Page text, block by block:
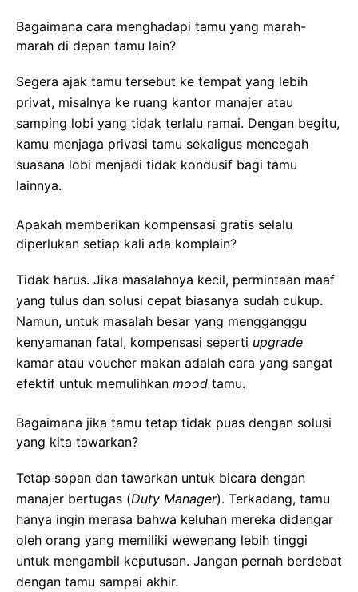
Bagaimana cara menghadapi tamu yang marah-
marah di depan tamu lain?
Segera ajak tamu tersebut ke tempat yang lebih
privat, misalnya ke ruang kantor manajer atau
samping lobi yang tidak terlalu ramai. Dengan begitu,
kamu menjaga privasi tamu sekaligus mencegah
suasana lobi menjadi tidak kondusif bagi tamu
lainnya.
Apakah memberikan kompensasi gratis selalu
diperlukan setiap kali ada komplain?
Tidak harus. Jika masalahnya kecil, permintaan maaf
yang tulus dan solusi cepat biasanya sudah cukup.
Namun, untuk masalah besar yang mengganggu
kenyamanan fatal, kompensasi seperti upgrade
kamar atau voucher makan adalah cara yang sangat
efektif untuk memulihkan mood tamu.
Bagaimana jika tamu tetap tidak puas dengan solusi
yang kita tawarkan?
Tetap sopan dan tawarkan untuk bicara dengan
manajer bertugas (Duty Manager). Terkadang, tamu
hanya ingin merasa bahwa keluhan mereka didengar
oleh orang yang memiliki wewenang lebih tinggi
untuk mengambil keputusan. Jangan pernah berdebat
dengan tamu sampai akhir.